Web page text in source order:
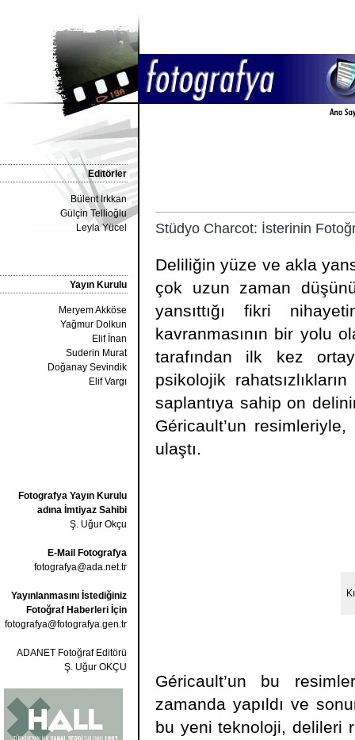
Editörler
Bülent Irkkan
Gülçin Tellioğlu
Leyla Yücel
Yayın Kurulu
Meryem Akköse
Yağmur Dolkun
Elif İnan
Suderin Murat
Doğanay Sevindik
Elif Vargı
Fotografya Yayın Kurulu
adına İmtiyaz Sahibi
Ş. Uğur Okçu
E-Mail Fotografya
fotografya@ada.net.tr
Yayınlanmasını İstediğiniz
Fotoğraf Haberleri İçin
fotografya@fotografya.gen.tr
ADANET Fotoğraf Editörü
Ş. Uğur OKÇU
Stüdyo Charcot: İsterinin
Deliliğin yüze ve akla
çok uzun zaman
yansıttığı fikri
kavranmasının bir yolu
tarafından ilk kez
psikolojik
saplantıya sahip on
Géricault’un
ulaştı.
Géricault’un bu
zamanda yapıldı ve
bu yeni teknoloji, delileri